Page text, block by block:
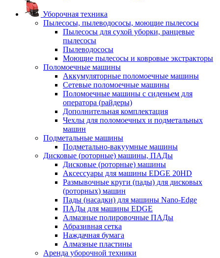
Уборочная техника
Пылесосы, пылеводососы, моющие пылесосы
Пылесосы для сухой уборки, ранцевые
пылесосы
Пылеводососы
Моющие пылесосы и ковровые экстракторы
Поломоечные машины
Аккумуляторные поломоечные машины
Сетевые поломоечные машины
Поломоечные машины с сиденьем для
оператора (райдеры)
Дополнительная комплектация
Чехлы для поломоечных и подметальных
машин
Подметальные машины
Подметально-вакуумные машины
Дисковые (роторные) машины, ПАДы
Дисковые (роторные) машины
Аксессуары для машины EDGE 20HD
Размывочные круги (пады) для дисковых
(роторных) машин
Пады (насадки) для машины Nano-Edge
ПАДы для машины EDGE
Алмазные полировочные ПАДы
Абразивная сетка
Наждачная бумага
Алмазные пластины
Аренда уборочной техники